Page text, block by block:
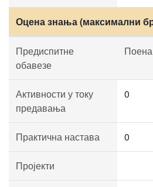
Оцена знања (максимални
Предиспитне
обавезе
Поена
Активности у току
предавања
0
Практична настава 0
Пројекти